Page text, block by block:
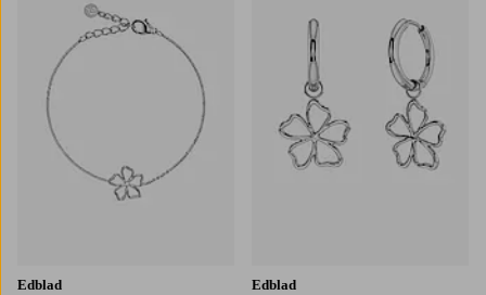
Edblad
Edblad